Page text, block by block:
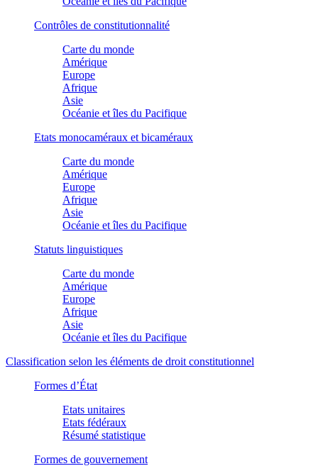
Contrôles de constitutionnalité
Carte du monde
Amérique
Europe
Afrique
Asie
Océanie et îles du Pacifique
Etats monocaméraux et bicaméraux
Carte du monde
Amérique
Europe
Afrique
Asie
Océanie et îles du Pacifique
Statuts linguistiques
Carte du monde
Amérique
Europe
Afrique
Asie
Océanie et îles du Pacifique
Classification selon les éléments de droit constitutionnel
Formes d’État
Etats unitaires
Etats fédéraux
Résumé statistique
Formes de gouvernement